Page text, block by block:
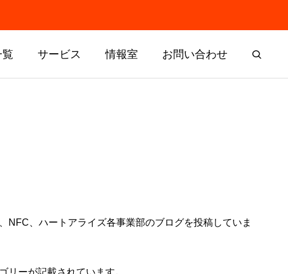
サービス 情報室 お問い合わせ
NFC、ハートアライズ各事業部のブログを投稿していま
リーが記載されています。